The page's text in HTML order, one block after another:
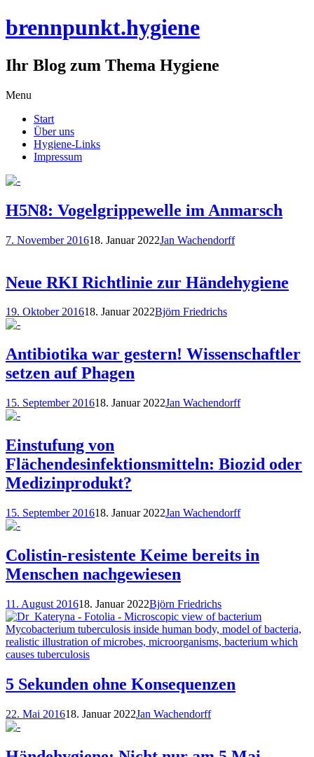
brennpunkt.hygiene
Ihr Blog zum Thema Hygiene
Menu
content
Start
Über uns
Hygiene-Links
Impressum
H5N8: Vogelgrippewelle im Anmarsch
7. November 201618. Januar 2022Jan Wachendorff
Neue RKI Richtlinie zur Händehygiene
19. Oktober 201618. Januar 2022Björn Friedrichs
Antibiotika war gestern! Wissenschaftler
setzen auf Phagen
15. September 201618. Januar 2022Jan Wachendorff
Einstufung von
Flächendesinfektionsmitteln: Biozid oder
Medizinprodukt?
15. September 201618. Januar 2022Jan Wachendorff
Colistin-resistente Keime bereits in
Menschen nachgewiesen
11. August 201618. Januar 2022Björn Friedrichs
5 Sekunden ohne Konsequenzen
22. Mai 201618. Januar 2022Jan Wachendorff